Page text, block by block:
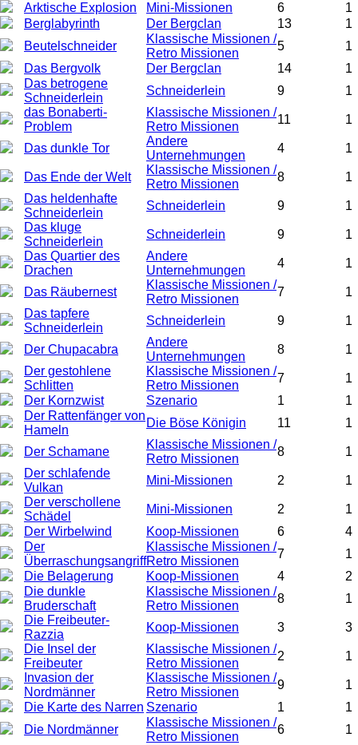
Arktische Explosion
Mini-Missionen 6
1
Berglabyrinth
Der Bergclan 13
1
Beutelschneider
Klassische Missionen /
Retro Missionen
5
1
Das Bergvolk
Der Bergclan 14
1
Das betrogene
Schneiderlein
Schneiderlein 9
1
das Bonaberti-
Problem
Klassische Missionen /
Retro Missionen
11 1
Das dunkle Tor
Andere
Unternehmungen
4 1
Das Ende der Welt
Klassische Missionen /
Retro Missionen
8
1
Das heldenhafte
Schneiderlein
Schneiderlein 9
1
Das kluge
Schneiderlein
Schneiderlein 9
1
Das Quartier des
Drachen
Andere
Unternehmungen
4 1
Das Räubernest
Klassische Missionen /
Retro Missionen
7
1
Das tapfere
Schneiderlein
Schneiderlein 9 1
Der Chupacabra
Andere
Unternehmungen
8
1
Der gestohlene
Schlitten
Klassische Missionen /
Retro Missionen
7
1
Der Kornzwist
Szenario 1
1
Der Rattenfänger von
Hameln
Die Böse Königin 11 1
Der Schamane
Klassische Missionen /
Retro Missionen
8
1
Der schlafende
Vulkan
Mini-Missionen 2
1
Der verschollene
Schädel
Mini-Missionen 2
1
Der Wirbelwind
Koop-Missionen 6
4
Der
Überraschungsangriff
Klassische Missionen /
Retro Missionen
7
1
Die Belagerung
Koop-Missionen 4
2
Die dunkle
Bruderschaft
Klassische Missionen /
Retro Missionen
8
1
Die Freibeuter-
Razzia
Koop-Missionen 3
3
Die Insel der
Freibeuter
Klassische Missionen /
Retro Missionen
2
1
Invasion der
Nordmänner
Klassische Missionen /
Retro Missionen
9
1
Die Karte des Narren Szenario 1
1
Die Nordmänner
Klassische Missionen /
Retro Missionen
6 1